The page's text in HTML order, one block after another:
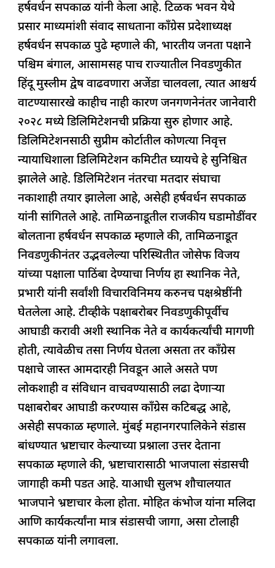
हर्षवर्धन सपकाळ यांनी केला आहे. टिळक भवन येथे
प्रसार माध्यमांशी संवाद साधताना काँग्रेस प्रदेशाध्यक्ष
हर्षवर्धन सपकाळ पुढे म्हणाले की, भारतीय जनता पक्षाने
पश्चिम बंगाल, आसामसह पाच राज्यातील निवडणुकीत
हिंदू मुस्लीम द्वेष वाढवणारा अजेंडा चालवला, त्यात आश्चर्य
वाटण्यासारखे काहीच नाही कारण जनगणनेनंतर जानेवारी
२०२८ मध्ये डिलिमिटेशनची प्रक्रिया सुरु होणार आहे.
डिलिमिटेशनसाठी सुप्रीम कोर्टातील कोणत्या निवृत्त
न्यायाधिशाला डिलिमिटेशन कमिटीत घ्यायचे हे सुनिश्चित
झालेले आहे. डिलिमिटेशन नंतरचा मतदार संघाचा
नकाशाही तयार झालेला आहे, असेही हर्षवर्धन सपकाळ
यांनी सांगितले आहे. तामिळनाडूतील राजकीय घडामोडींवर
बोलताना हर्षवर्धन सपकाळ म्हणाले की, तामिळनाडूत
निवडणुकीनंतर उद्भवलेल्या परिस्थितीत जोसेफ विजय
यांच्या पक्षाला पाठिंबा देण्याचा निर्णय हा स्थानिक नेते,
प्रभारी यांनी सर्वांशी विचारविनिमय करुनच पक्षश्रेष्ठींनी
घेतलेला आहे. टीव्हीके पक्षाबरोबर निवडणुकीपूर्वीच
आघाडी करावी अशी स्थानिक नेते व कार्यकर्त्यांची मागणी
होती, त्यावेळीच तसा निर्णय घेतला असता तर काँग्रेस
पक्षाचे जास्त आमदारही निवडून आले असते पण
लोकशाही व संविधान वाचवण्यासाठी लढा देणाऱ्या
पक्षाबरोबर आघाडी करण्यास काँग्रेस कटिबद्ध आहे,
असेही सपकाळ म्हणाले. मुंबई महानगरपालिकेने संडास
बांधण्यात भ्रष्टाचार केल्याच्या प्रश्नाला उत्तर देताना
सपकाळ म्हणाले की, भ्रष्टाचारासाठी भाजपाला संडासची
जागाही कमी पडत आहे. याआधी सुलभ शौचालयात
भाजपाने भ्रष्टाचार केला होता. मोहित कंभोज यांना मलिदा
आणि कार्यकर्त्यांना मात्र संडासची जागा, असा टोलाही
सपकाळ यांनी लगावला.